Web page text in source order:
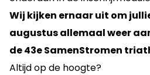
Wij kijken ernaar uit om
augustus allemaal weer
de 43e SamenStromen
Altijd op de hoogte?